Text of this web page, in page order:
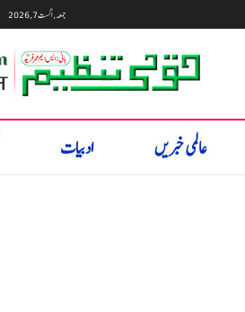
جمعہ, اگست 7, 2026
عالمی خبریں ادبیات